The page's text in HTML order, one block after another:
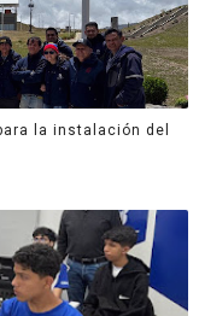
la instalación del